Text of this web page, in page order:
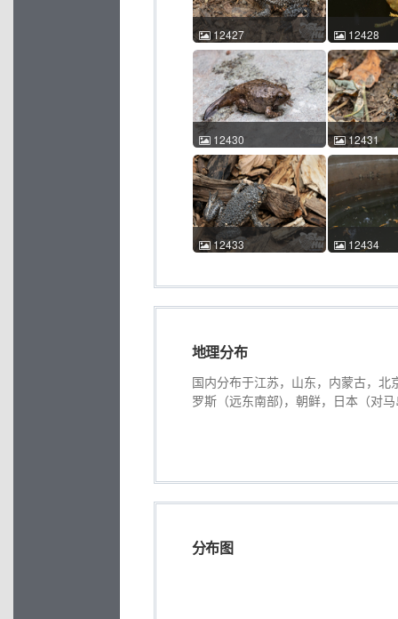
12427
东方铃蟾 Bombina
orientalis 胡家豪 2025-07-
13 17:26:36 中国北京 ACM
id:12427
12428
东方铃蟾
orientalis 胡
13 17:12:25
id:12428
12430
东方铃蟾 Bombina
orientalis 胡家豪 2025-07-
13 17:20:45 中国北京 ACM
id:12430
12431
东方铃蟾
orientalis 胡
13 17:28:17
id:12431
12433
13 17:33:12 中国北京 ACM
id:12433
12434
13 17:42:57
id:12434
地理分布
国内分布于江苏，山东，内蒙古，
罗斯（远东南部)，朝鲜，日本（对
分布图